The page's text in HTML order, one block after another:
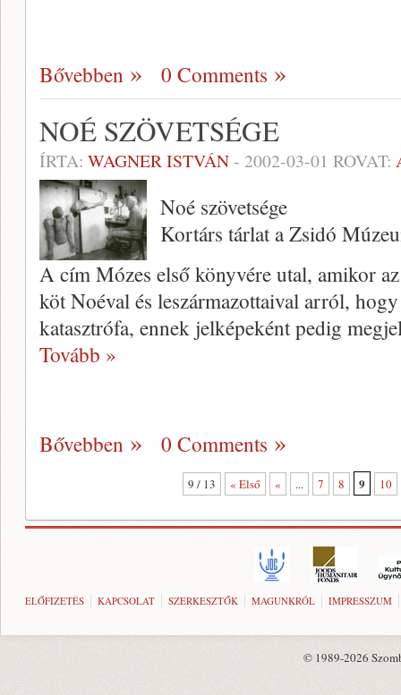
Bővebben 0 Comments
NOÉ SZÖVETSÉGE
ÍRTA: WAGNER ISTVÁN- 2002-03-01 ROVAT:
Noé szövetsége
Kortárs tárlat a Zsidó
A cím Mózes első könyvére utal, amikor
köt Noéval és leszármazottaival arról,
kataszt­rófa, ennek jelképeként pedig
Tovább »
Bővebben 0 Comments
9 / 13 « Első « ... 7 8 9 10
ELŐFIZETÉS KAPCSOLAT SZERKESZTŐK MAGUNKRÓL IMPRESSZUM
© 1989-2026